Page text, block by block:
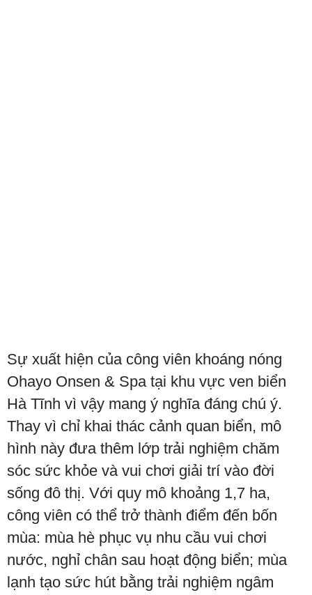
Sự xuất hiện của công viên khoáng nóng
Ohayo Onsen & Spa tại khu vực ven biển
Hà Tĩnh vì vậy mang ý nghĩa đáng chú ý.
Thay vì chỉ khai thác cảnh quan biển, mô
hình này đưa thêm lớp trải nghiệm chăm
sóc sức khỏe và vui chơi giải trí vào đời
sống đô thị. Với quy mô khoảng 1,7 ha,
công viên có thể trở thành điểm đến bốn
mùa: mùa hè phục vụ nhu cầu vui chơi
nước, nghỉ chân sau hoạt động biển; mùa
lạnh tạo sức hút bằng trải nghiệm ngâm